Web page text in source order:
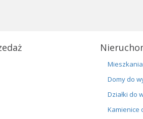
Domy do
Działki do
Kamienice